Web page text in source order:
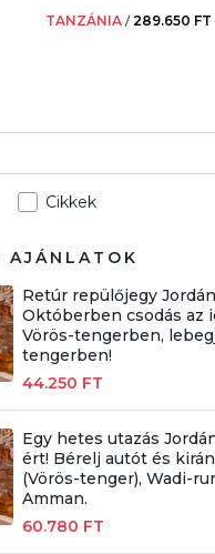
TANZÁNIA /289.650 FT
Cikkek
AJÁNLATOK
Retúr repülőjegy
Októberben csodás az
Vörös-tengerben,
tengerben!
44.250 FT
Egy hetes utazás
ért! Bérelj autót és
(Vörös-tenger), Wadi-
Amman.
60.780 FT